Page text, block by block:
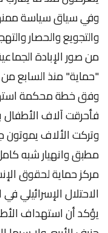
وفي سياق سياسة
والتجويع والحصار
من صور الإبادة
وفق خطة محكمة
فأحرقت آلاف الأطفال
وتركت الألاف يموتون
مطبق وانهيار شبه
مركز حماية لحقوق
الاحتلال الإسرائيلي
يؤكد أن استهداف